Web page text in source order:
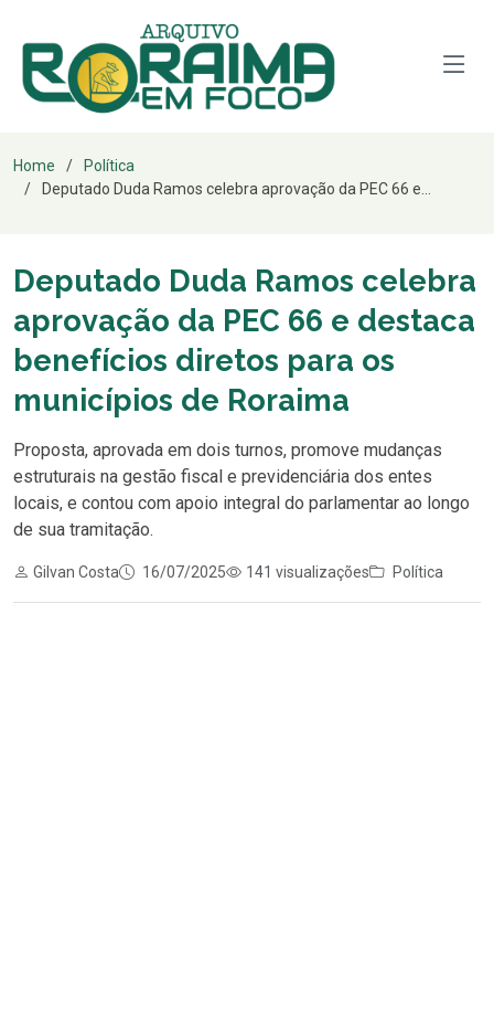
Home
Política
Deputado Duda Ramos celebra aprovação da PEC 66 e...
Deputado Duda Ramos celebra
aprovação da PEC 66 e destaca
benefícios diretos para os
municípios de Roraima
Proposta, aprovada em dois turnos, promove mudanças
estruturais na gestão fiscal e previdenciária dos entes
locais, e contou com apoio integral do parlamentar ao longo
de sua tramitação.
Gilvan Costa 16/07/2025 141 visualizações Política